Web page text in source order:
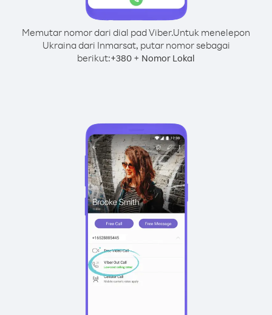
Memutar nomor dari dial pad Viber.Untuk menelepon
Ukraina dari Inmarsat, putar nomor sebagai
berikut:+380 + Nomor Lokal